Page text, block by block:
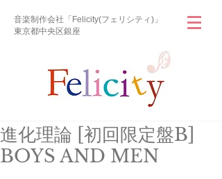
音楽制作会社「Felicity(フェリシティ)」
東京都中央区銀座
進化理論 [初回限定盤B]
BOYS AND MEN